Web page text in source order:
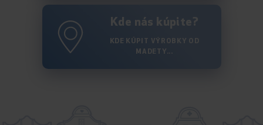
Kde nás kúpite?
KDE KÚPIT VÝROBKY OD
MADETY...